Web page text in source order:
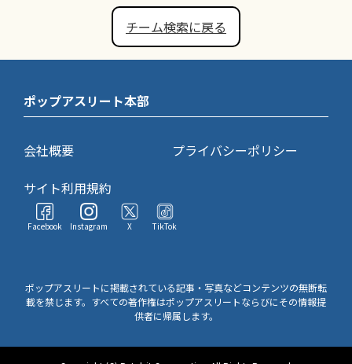
チーム検索に戻る
ポップアスリート本部
会社概要
プライバシーポリシー
サイト利用規約
Facebook Instagram X TikTok
ポップアスリートに掲載されている記事・写真などコンテンツの無断転
載を禁じます。すべての著作権はポップアスリートならびにその情報提
供者に帰属します。